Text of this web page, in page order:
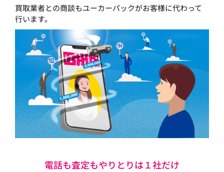
買取業者との商談もユーカーパックがお客様に代わって
行います。
電話も査定もやりとりは１社だけ